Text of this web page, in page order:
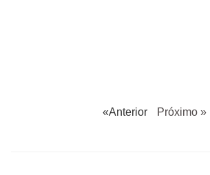
«Anterior Próximo »